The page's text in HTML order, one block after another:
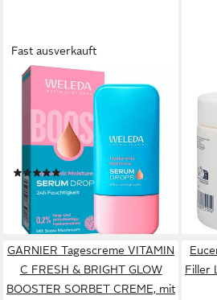
Fast ausverkauft
WELEDA
Gesichtsserum HYALURONIC
MOISTURE SERUM DROPS,
Intensive Feuchtigkeit,
frischer Glow für gepflegte,
pralle Haut(10)
11,95 €
(398,33 €/ 1 l)
lieferbar - in 3-4 Werktagen bei dir
GARNIER Tagescreme VITAMIN
C FRESH & BRIGHT GLOW
BOOSTER SORBET CREME, mit
Filler